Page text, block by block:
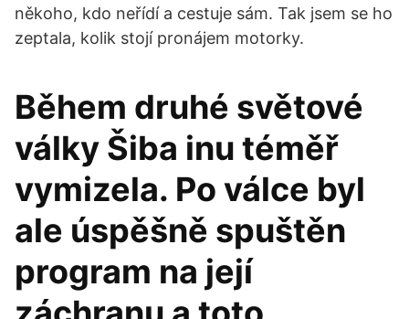
někoho, kdo neřídí a cestuje sám. Tak jsem se ho
zeptala, kolik stojí pronájem motorky.
Během druhé světové
války Šiba inu téměř
vymizela. Po válce byl
ale úspěšně spuštěn
program na její